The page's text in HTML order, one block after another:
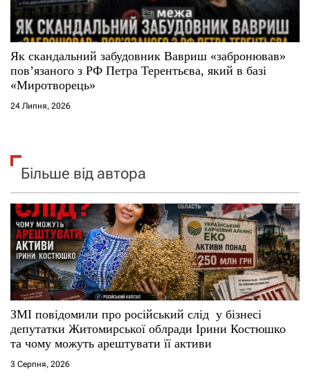
Як скандальний забудовник Вавриш «забронював»
повʼязаного з РФ Петра Терентьєва, який в базі
«Миротворець»
24 Липня, 2026
Більше від автора
ЗМІ повідомили про російський слід у бізнесі
депутатки Житомирської облради Ірини Костюшко
та чому можуть арештувати її активи
3 Серпня, 2026